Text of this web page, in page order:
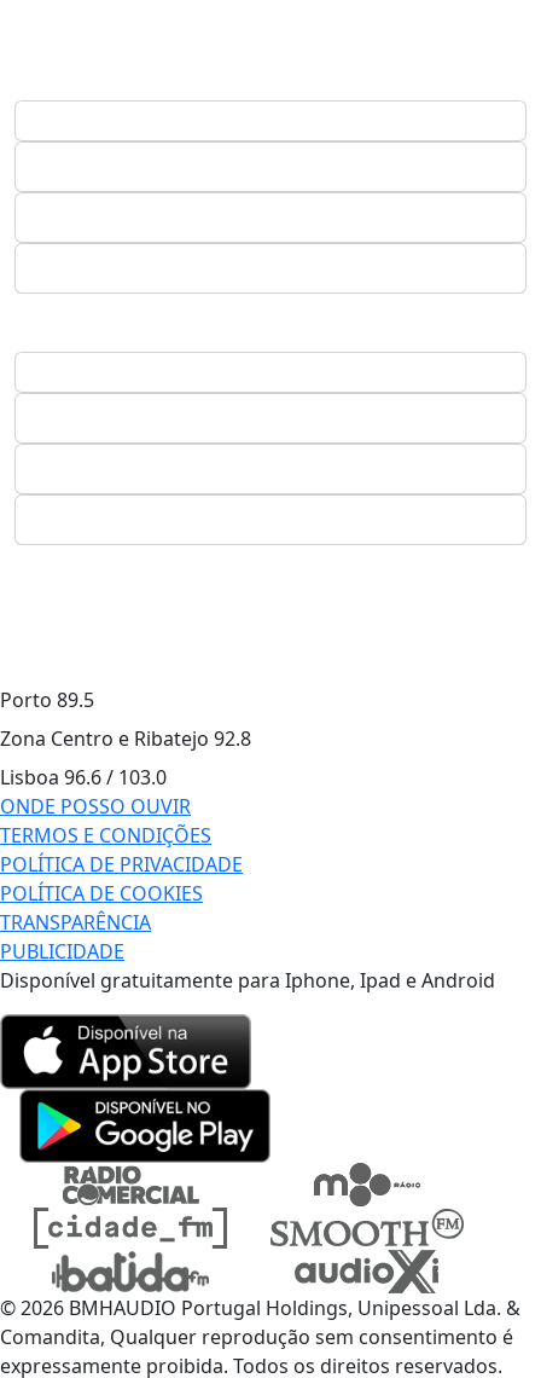
Porto 89.5
Zona Centro e Ribatejo 92.8
Lisboa 96.6 / 103.0
ONDE POSSO OUVIR
TERMOS E CONDIÇÕES
POLÍTICA DE PRIVACIDADE
POLÍTICA DE COOKIES
TRANSPARÊNCIA
PUBLICIDADE
Disponível gratuitamente para Iphone, Ipad e Android
© 2026 BMHAUDIO Portugal Holdings, Unipessoal Lda. &
Comandita, Qualquer reprodução sem consentimento é
expressamente proibida. Todos os direitos reservados.